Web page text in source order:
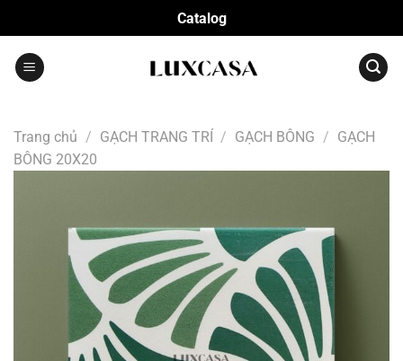
qua
nội
dung
Catalog
Trang chủ / GẠCH TRANG TRÍ / GẠCH BÔNG / GẠCH
BÔNG 20X20